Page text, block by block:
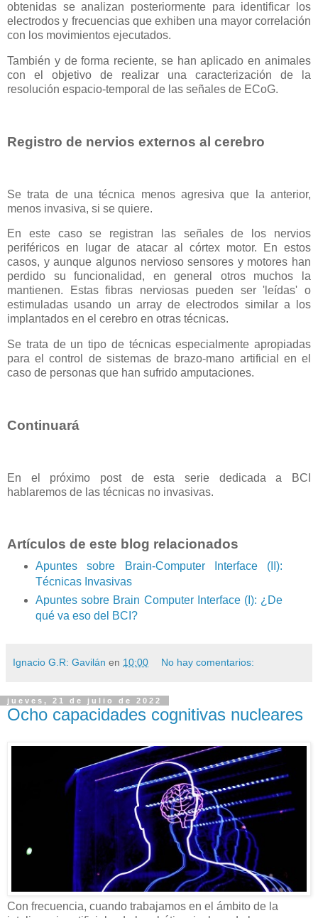
obtenidas se analizan posteriormente para identificar los
electrodos y frecuencias que exhiben una mayor correlación
con los movimientos ejecutados.
También y de forma reciente, se han aplicado en animales
con el objetivo de realizar una caracterización de la
resolución espacio-temporal de las señales de ECoG.
Registro de nervios externos al cerebro
Se trata de una técnica menos agresiva que la anterior,
menos invasiva, si se quiere.
En este caso se registran las señales de los nervios
periféricos en lugar de atacar al córtex motor. En estos
casos, y aunque algunos nervioso sensores y motores han
perdido su funcionalidad, en general otros muchos la
mantienen. Estas fibras nerviosas pueden ser 'leídas' o
estimuladas usando un array de electrodos similar a los
implantados en el cerebro en otras técnicas.
Se trata de un tipo de técnicas especialmente apropiadas
para el control de sistemas de brazo-mano artificial en el
caso de personas que han sufrido amputaciones.
Continuará
En el próximo post de esta serie dedicada a BCI
hablaremos de las técnicas no invasivas.
Artículos de este blog relacionados
Apuntes sobre Brain-Computer Interface (II):
Técnicas Invasivas
Apuntes sobre Brain Computer Interface (I): ¿De
qué va eso del BCI?
Ignacio G.R: Gavilán en 10:00 No hay comentarios:
jueves, 21 de julio de 2022
Ocho capacidades cognitivas nucleares
Con frecuencia, cuando trabajamos en el ámbito de la